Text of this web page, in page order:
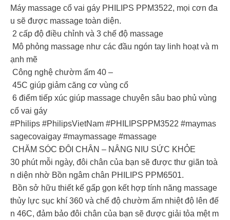
Máy massage cổ vai gáy PHILIPS PPM3522, mọi cơn đa
u sẽ được massage toàn diện.
2 cấp độ điều chỉnh và 3 chế độ massage
Mô phỏng massage như các đầu ngón tay linh hoạt và m
ạnh mẽ
Công nghệ chườm ấm 40 –
45C giúp giảm căng cơ vùng cổ
6 điểm tiếp xúc giúp massage chuyên sâu bao phủ vùng
cổ vai gáy
#Philips #PhilipsVietNam #PHILIPSPPM3522 #maymas
sagecovaigay #maymassage #massage
CHĂM SÓC ĐÔI CHÂN – NÂNG NIU SỨC KHỎE
30 phút mỗi ngày, đôi chân của bạn sẽ được thư giãn toà
n diện nhờ Bồn ngâm chân PHILIPS PPM6501.
Bồn sở hữu thiết kế gấp gọn kết hợp tính năng massage
thủy lực sục khí 360 và chế độ chườm ấm nhiệt độ lên đế
n 46C, đảm bảo đôi chân của bạn sẽ được giải tỏa mệt m